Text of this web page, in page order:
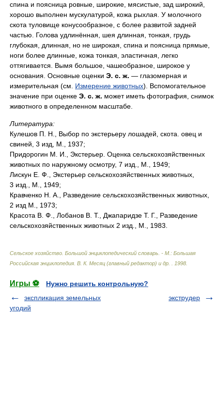
спина и поясница ровные, широкие, мясистые, зад широкий,
хорошо выполнен мускулатурой, кожа рыхлая. У молочного
скота туловище конусообразное, с более развитой задней
частью. Голова удлинённая, шея длинная, тонкая, грудь
глубокая, длинная, но не широкая, спина и поясница прямые,
ноги более длинные, кожа тонкая, эластичная, легко
оттягивается. Вымя большое, чашеобразное, широкое у
основания. Основные оценки Э. с. ж. — глазомерная и
измерительная (см. Измерение животных). Вспомогательное
значение при оценке Э. с. ж. может иметь фотография, снимок
животного в определенном масштабе.
Литература:
Кулешов П. Н., Выбор по экстерьеру лошадей, скота. овец и
свиней, 3 изд, М., 1937;
Придорогин М. И., Экстерьер. Оценка сельскохозяйственных
животных по наружному осмотру, 7 изд., М., 1949;
Лискун Е. Ф., Экстерьер сельскохозяйственных животных,
3 изд., М., 1949;
Кравченко Н. А., Разведение сельскохозяйственных животных,
2 изд М., 1973;
Красота В. Ф., Лобанов В. Т., Джапаридзе Т. Г., Разведение
сельскохозяйственных животных 2 изд., М., 1983.
Сельское хозяйство. Большой энциклопедический словарь. - М.: Большая
Российская энциклопедия В. К. Месяц (главный редактор) и др. 1998
Игры ⚽
Нужно решить контрольную?
экспликация земельных
угодий
экструдер